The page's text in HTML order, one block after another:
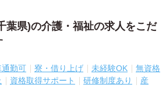
葉県)の介護・福祉の求人をこだ
通勤可 寮・借り上げ 未経験OK
無資格
資格取得サポート 研修制度あり 産